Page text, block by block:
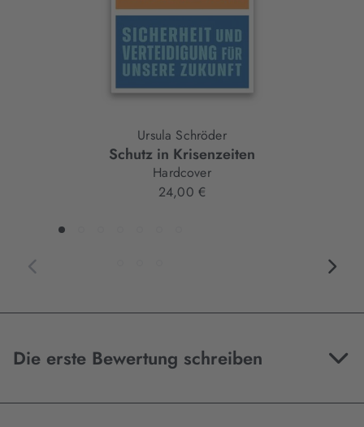
Ursula Schröder
Schutz in Krisenzeiten
Hardcover
24,00 €
Die erste Bewertung schreiben